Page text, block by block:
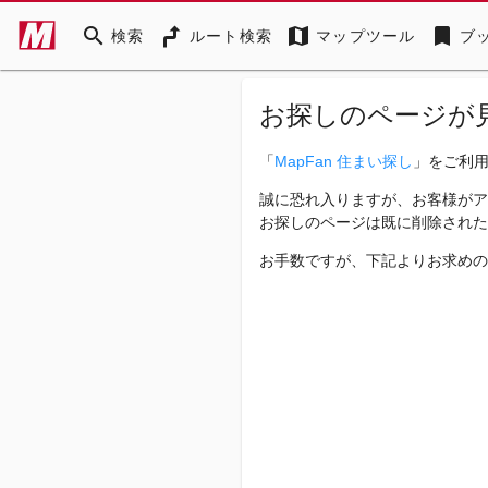
search 検索 ルート検索 map マップツール bookmark ブ
お探しのページが
「MapFan 住まい探し 」をご利
誠に恐れ入りますが、お客様が
お探しのページは既に削除され
お手数ですが、下記よりお求め